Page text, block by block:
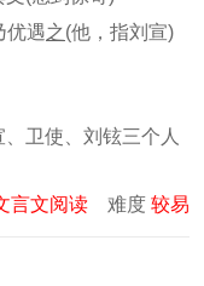
优遇之(他，指刘宣)
卫使、刘铉三个人
言文阅读 难度 较易